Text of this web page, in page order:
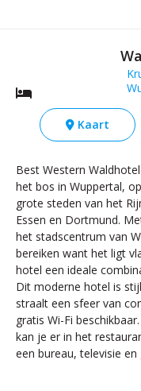
Kaart
Best Western
het bos in Wuppertal,
grote steden van het
Essen en Dortmund.
het stadscentrum van
bereiken want het ligt
hotel een ideale
Dit moderne hotel is
straalt een sfeer van
gratis Wi-Fi
kan je er in het
een bureau, televisie en